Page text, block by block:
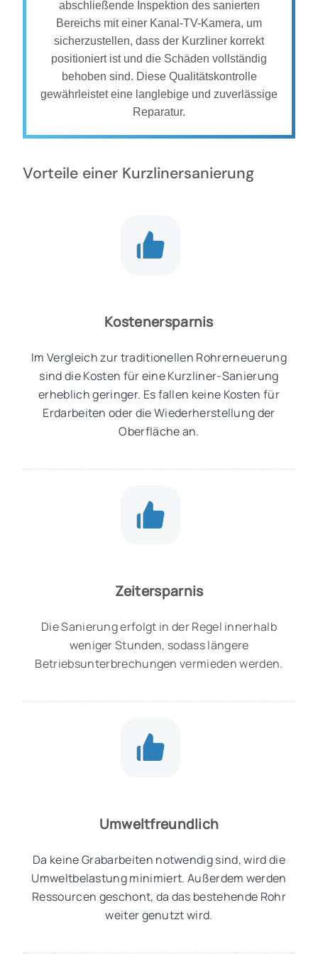
abschließende Inspektion des sanierten
Bereichs mit einer Kanal-TV-Kamera, um
sicherzustellen, dass der Kurzliner korrekt
positioniert ist und die Schäden vollständig
behoben sind. Diese Qualitätskontrolle
gewährleistet eine langlebige und zuverlässige
Reparatur.
Vorteile einer Kurzlinersanierung
Kostenersparnis
Im Vergleich zur traditionellen Rohrerneuerung
sind die Kosten für eine Kurzliner-Sanierung
erheblich geringer. Es fallen keine Kosten für
Erdarbeiten oder die Wiederherstellung der
Oberfläche an.
Zeitersparnis
Die Sanierung erfolgt in der Regel innerhalb
weniger Stunden, sodass längere
Betriebsunterbrechungen vermieden werden.
Umweltfreundlich
Da keine Grabarbeiten notwendig sind, wird die
Umweltbelastung minimiert. Außerdem werden
Ressourcen geschont, da das bestehende Rohr
weiter genutzt wird.